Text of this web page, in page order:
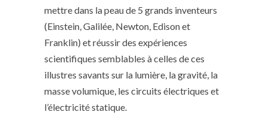
mettre dans la peau de 5 grands inventeurs
(Einstein, Galilée, Newton, Edison et
Franklin) et réussir des expériences
scientifiques semblables à celles de ces
illustres savants sur la lumière, la gravité, la
masse volumique, les circuits électriques et
l’électricité statique.